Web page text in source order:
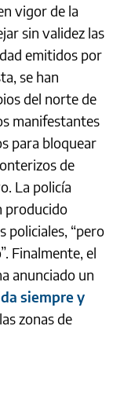
vigor de la
sin validez las
emitidos por
se han
del norte de
manifestantes
para bloquear
de
La policía
producido
policiales, “pero
Finalmente, el
anunciado un
siempre y
zonas de